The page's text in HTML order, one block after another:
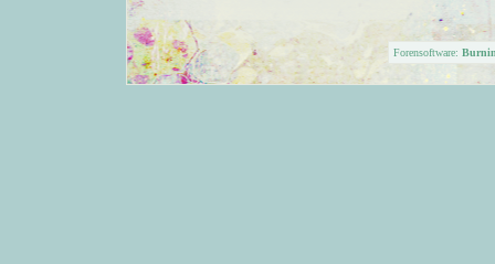
Forensoftware: